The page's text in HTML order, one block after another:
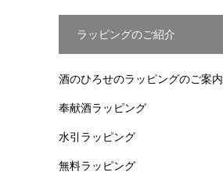
ラッピングのご紹介
酒のひろせのラッピングのご案内
奉献酒ラッピング
水引ラッピング
無料ラッピング